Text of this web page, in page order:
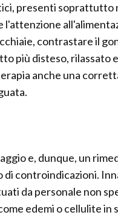
presenti soprattutto
l'attenzione
contrastare il
più disteso, rilassato
anche una
e, dunque, un
controindicazioni.
da personale non
edemi o cellulite in